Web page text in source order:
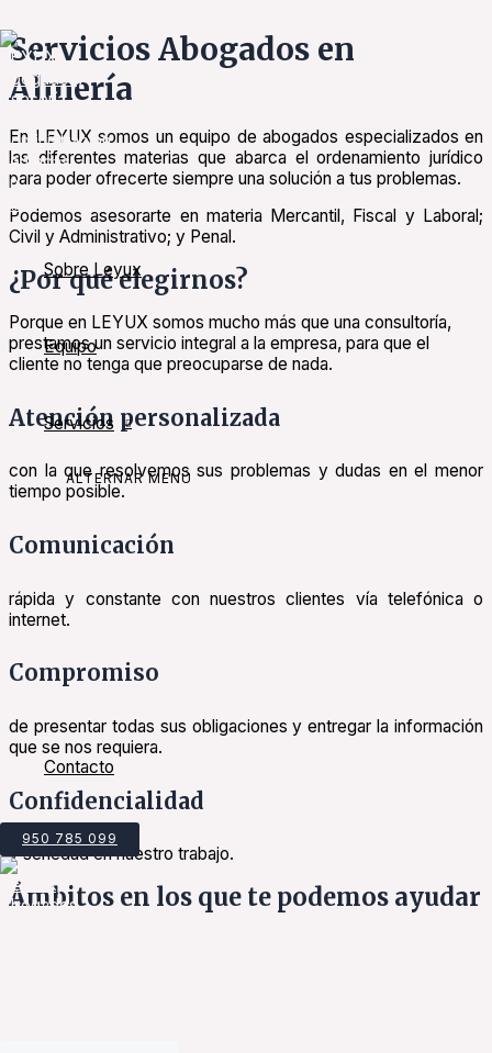
Sobre Leyux
Equipo
Servicios
ALTERNAR MENÚ
Contacto
950 785 099
Servicios Abogados en
Almería
En LEYUX somos un equipo de abogados especializados en
las diferentes materias que abarca el ordenamiento jurídico
para poder ofrecerte siempre una solución a tus problemas.
Podemos asesorarte en materia Mercantil, Fiscal y Laboral;
Civil y Administrativo; y Penal.
¿Por qué elegirnos?
Porque en LEYUX somos mucho más que una consultoría,
prestamos un servicio integral a la empresa, para que el
cliente no tenga que preocuparse de nada.
Atención personalizada
con la que resolvemos sus problemas y dudas en el menor
tiempo posible.
Comunicación
rápida y constante con nuestros clientes vía telefónica o
internet.
Compromiso
de presentar todas sus obligaciones y entregar la información
que se nos requiera.
Confidencialidad
y seriedad en nuestro trabajo.
Ámbitos en los que te podemos ayudar